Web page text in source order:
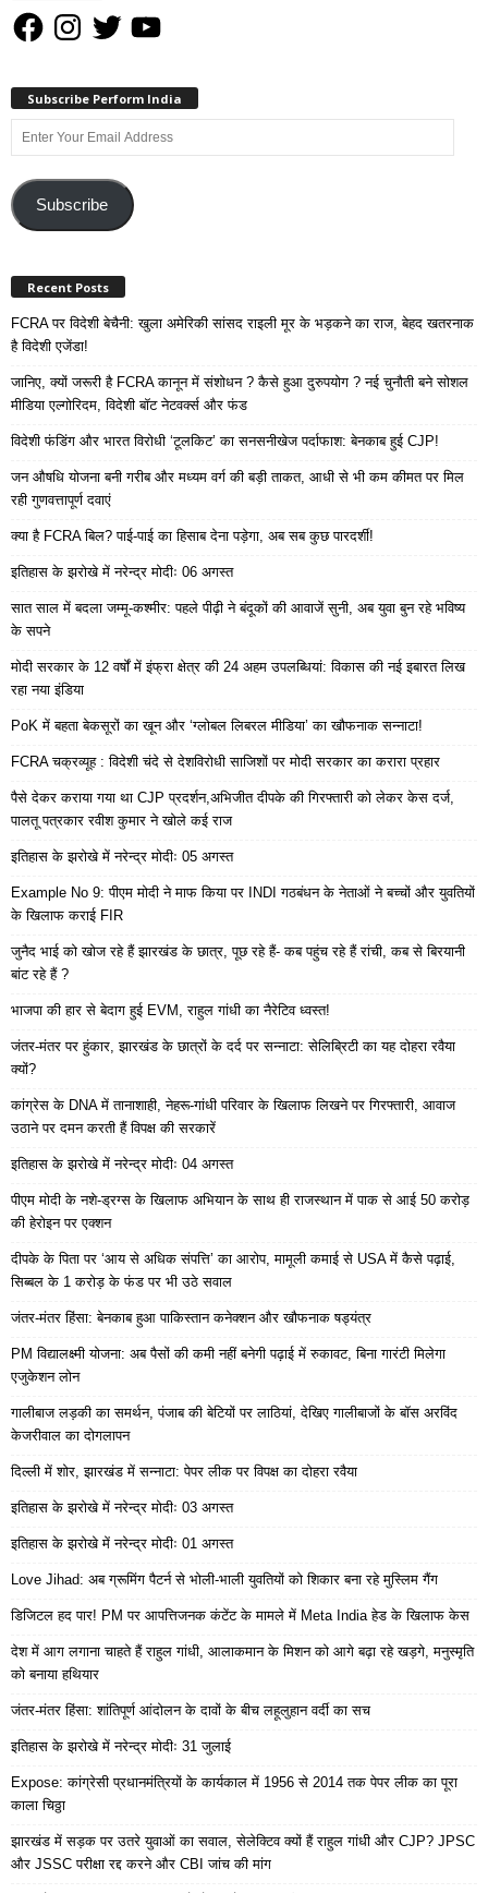
FacebookInstagram
Twitter YouTube
Subscribe Perform India
Enter
Your
AddressSubscribe
Recent Posts
FCRA पर विदेशी बेचैनी: खुला अमेरिकी सांसद राइली मूर के भड़कने का राज, बेहद खतरनाक
है विदेशी एजेंडा!
जानिए, क्यों जरूरी है FCRA कानून में संशोधन ? कैसे हुआ दुरुपयोग ? नई चुनौती बने सोशल
मीडिया एल्गोरिदम, विदेशी बॉट नेटवर्क्स और फंड
विदेशी फंडिंग और भारत विरोधी ‘टूलकिट’ का सनसनीखेज पर्दाफाश: बेनकाब हुई CJP!
जन औषधि योजना बनी गरीब और मध्यम वर्ग की बड़ी ताकत, आधी से भी कम कीमत पर मिल
रही गुणवत्तापूर्ण दवाएं
क्या है FCRA बिल? पाई-पाई का हिसाब देना पड़ेगा, अब सब कुछ पारदर्शी!
इतिहास के झरोखे में नरेन्द्र मोदीः 06 अगस्त
सात साल में बदला जम्मू-कश्मीर: पहले पीढ़ी ने बंदूकों की आवाजें सुनी, अब युवा बुन रहे भविष्य
के सपने
मोदी सरकार के 12 वर्षों में इंफ्रा क्षेत्र की 24 अहम उपलब्धियां: विकास की नई इबारत लिख
रहा नया इंडिया
PoK में बहता बेकसूरों का खून और ‘ग्लोबल लिबरल मीडिया’ का खौफनाक सन्नाटा!
FCRA चक्रव्यूह : विदेशी चंदे से देशविरोधी साजिशों पर मोदी सरकार का करारा प्रहार
पैसे देकर कराया गया था CJP प्रदर्शन,अभिजीत दीपके की गिरफ्तारी को लेकर केस दर्ज,
पालतू पत्रकार रवीश कुमार ने खोले कई राज
इतिहास के झरोखे में नरेन्द्र मोदीः 05 अगस्त
Example No 9: पीएम मोदी ने माफ किया पर INDI गठबंधन के नेताओं ने बच्चों और युवतियों
के खिलाफ कराई FIR
जुनैद भाई को खोज रहे हैं झारखंड के छात्र, पूछ रहे हैं- कब पहुंच रहे हैं रांची, कब से बिरयानी
बांट रहे हैं ?
भाजपा की हार से बेदाग हुई EVM, राहुल गांधी का नैरेटिव ध्वस्त!
जंतर-मंतर पर हुंकार, झारखंड के छात्रों के दर्द पर सन्नाटा: सेलिब्रिटी का यह दोहरा रवैया
क्यों?
कांग्रेस के DNA में तानाशाही, नेहरू-गांधी परिवार के खिलाफ लिखने पर गिरफ्तारी, आवाज
उठाने पर दमन करती हैं विपक्ष की सरकारें
इतिहास के झरोखे में नरेन्द्र मोदीः 04 अगस्त
पीएम मोदी के नशे-ड्रग्स के खिलाफ अभियान के साथ ही राजस्थान में पाक से आई 50 करोड़
की हेरोइन पर एक्शन
दीपके के पिता पर ‘आय से अधिक संपत्ति’ का आरोप, मामूली कमाई से USA में कैसे पढ़ाई,
सिब्बल के 1 करोड़ के फंड पर भी उठे सवाल
जंतर-मंतर हिंसा: बेनकाब हुआ पाकिस्तान कनेक्शन और खौफनाक षड्यंत्र
PM विद्यालक्ष्मी योजना: अब पैसों की कमी नहीं बनेगी पढ़ाई में रुकावट, बिना गारंटी मिलेगा
एजुकेशन लोन
गालीबाज लड़की का समर्थन, पंजाब की बेटियों पर लाठियां, देखिए गालीबाजों के बॉस अरविंद
केजरीवाल का दोगलापन
दिल्ली में शोर, झारखंड में सन्नाटा: पेपर लीक पर विपक्ष का दोहरा रवैया
इतिहास के झरोखे में नरेन्द्र मोदीः 03 अगस्त
इतिहास के झरोखे में नरेन्द्र मोदीः 01 अगस्त
Love Jihad: अब ग्रूमिंग पैटर्न से भोली-भाली युवतियों को शिकार बना रहे मुस्लिम गैंग
डिजिटल हद पार! PM पर आपत्तिजनक कंटेंट के मामले में Meta India हेड के खिलाफ केस
देश में आग लगाना चाहते हैं राहुल गांधी, आलाकमान के मिशन को आगे बढ़ा रहे खड़गे, मनुस्मृति
को बनाया हथियार
जंतर-मंतर हिंसा: शांतिपूर्ण आंदोलन के दावों के बीच लहूलुहान वर्दी का सच
इतिहास के झरोखे में नरेन्द्र मोदीः 31 जुलाई
Expose: कांग्रेसी प्रधानमंत्रियों के कार्यकाल में 1956 से 2014 तक पेपर लीक का पूरा
काला चिठ्ठा
झारखंड में सड़क पर उतरे युवाओं का सवाल, सेलेक्टिव क्यों हैं राहुल गांधी और CJP? JPSC
और JSSC परीक्षा रद्द करने और CBI जांच की मांग